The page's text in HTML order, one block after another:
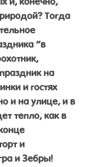
Тогда
“в
на
и гостях
и на улице, и в
тепло, как в
и
и Зебры!